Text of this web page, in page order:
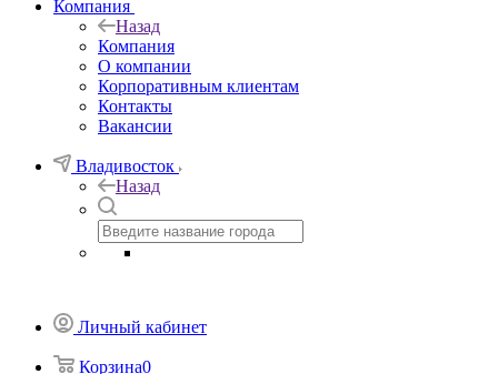
Компания
Назад
Компания
О компании
Корпоративным клиентам
Контакты
Вакансии
Владивосток
Назад
Личный кабинет
Корзина0